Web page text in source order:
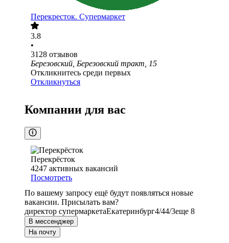
Перекресток. Супермаркет
3.8
•
3128 отзывов
Березовский, Березовский тракт, 15
Откликнитесь среди первых
Откликнуться
Компании для вас
Перекрёсток
4247 активных вакансий
Посмотреть
По вашему запросу ещё будут появляться новые
вакансии. Присылать вам?
директор супермаркетаЕкатеринбург4/44/3еще 8
В мессенджер
На почту